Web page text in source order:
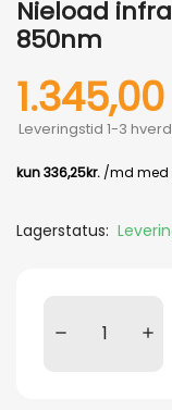
Nieload
850nm
Leveringstid 1-3
Lagerstatus: